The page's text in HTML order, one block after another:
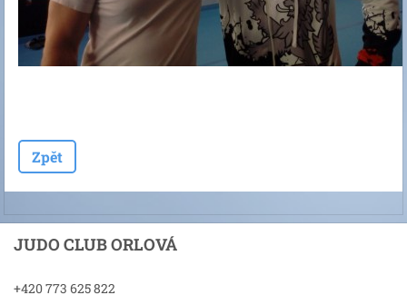
Zpět
JUDO CLUB ORLOVÁ
+420 773 625 822